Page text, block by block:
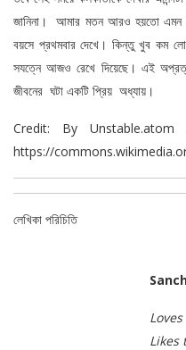
জানিনা। আমার মতন আরও হয়তো এমন
বয়সে প্রথমবার দেখে। কিন্তু খুব কম
সযত্নে আজও রেখে দিয়েছে। এই
জীবনের ঘটা একটি প্রিয় অধ্যায়।
Credit: By
https://
লেখিকা পরিচিতি
Likes